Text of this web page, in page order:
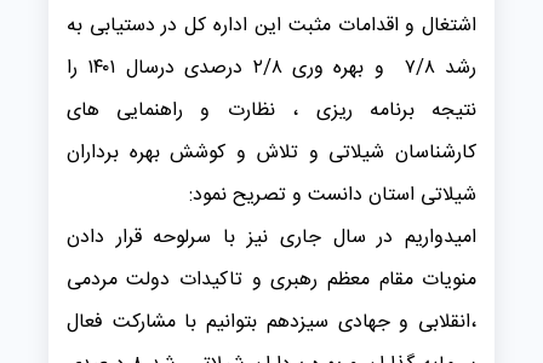
اشتغال و اقدامات مثبت این اداره کل در دستیابی به
رشد ۷/۸ و بهره وری ۲/۸ درصدی درسال ۱۴۰۱ را
نتیجه برنامه ریزی ، نظارت و راهنمایی های
کارشناسان شیلاتی و تلاش و کوشش بهره برداران
شیلاتی استان دانست و تصریح نمود:
امیدواریم در سال جاری نیز با سرلوحه قرار دادن
منویات مقام معظم رهبری و تاکیدات دولت مردمی
،انقلابی و جهادی سیزدهم بتوانیم با مشارکت فعال